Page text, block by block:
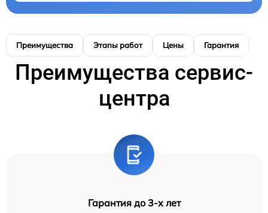
Преимущества Этапы работ Цены Гарантия
Преимущества сервис-
центра
Гарантия до 3-х лет